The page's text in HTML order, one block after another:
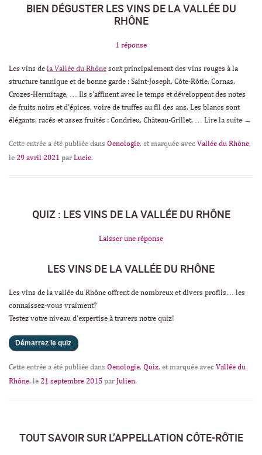
BIEN DÉGUSTER LES VINS DE LA VALLÉE DU
RHÔNE
1 réponse
Les vins de la Vallée du Rhône sont principalement des vins rouges à la
structure tannique et de bonne garde : Saint-Joseph, Côte-Rôtie, Cornas,
Crozes-Hermitage, … Ils s’affinent avec le temps et développent des notes
de fruits noirs et d’épices, voire de truffes au fil des ans. Les blancs sont
élégants, racés et assez fruités : Condrieu, Château-Grillet, … Lire la suite →
Cette entrée a été publiée dans Oenologie, et marquée avec Vallée du Rhône,
le 29 avril 2021 par Lucie.
QUIZ : LES VINS DE LA VALLÉE DU RHÔNE
Laisser une réponse
LES VINS DE LA VALLÉE DU RHÔNE
Les vins de la vallée du Rhône offrent de nombreux et divers profils… les
connaissez-vous vraiment?
Testez votre niveau d’expertise à travers notre quiz!
Cette entrée a été publiée dans Oenologie, Quiz, et marquée avec Vallée du
Rhône, le 21 septembre 2015 par Julien.
TOUT SAVOIR SUR L’APPELLATION CÔTE-RÔTIE